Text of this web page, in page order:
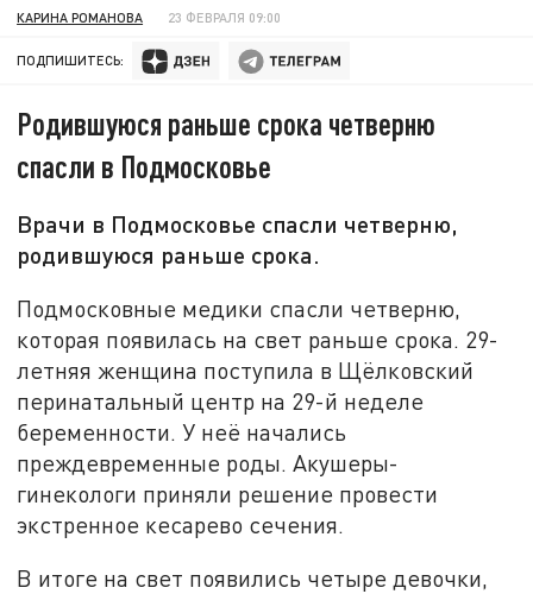
КАРИНА РОМАНОВА 23 ФЕВРАЛЯ 09:00
ПОДПИШИТЕСЬ:
Родившуюся раньше срока четверню
спасли в Подмосковье
Врачи в Подмосковье спасли четверню,
родившуюся раньше срока.
Подмосковные медики спасли четверню,
которая появилась на свет раньше срока. 29-
летняя женщина поступила в Щёлковский
перинатальный центр на 29-й неделе
беременности. У неё начались
преждевременные роды. Акушеры-
гинекологи приняли решение провести
экстренное кесарево сечения.
В итоге на свет появились четыре девочки,